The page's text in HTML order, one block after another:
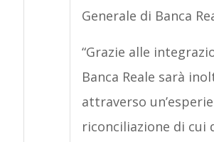
Generale di Banca
“Grazie alle
Banca Reale sarà
attraverso
riconciliazione di